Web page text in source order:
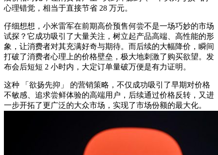
心理错觉，相当于直接节省 28 万元。
仔细想想，小米雷军在前期高价预售何尝不是一场巧妙的市场
试探？它成功吸引了大量关注，树立起产品高端、高性能的形
象，让消费者对其充满好奇与期待。而后续的大幅降价，瞬间
打破了消费者心理上的价格壁垒，极大地刺激了购买欲望。发
布会后短短 2 小时内，大定订单量破万便是有力证明。
这种 「欲扬先抑」 的营销策略，不仅成功吸引了早期对价格
不敏感、追求尝鲜体验的高端用户，后续通过价格反转，又进
一步开拓了更广泛的大众市场，实现了市场份额的最大化。